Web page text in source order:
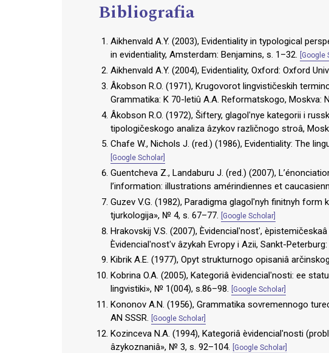
Bibliografia
Aikhenvald A.Y. (2003), Evidentiality in typological
in evidentiality, Amsterdam: Benjamins, s. 1–32.
[Google
Aikhenvald A.Y. (2004), Evidentiality, Oxford: Oxford
Âkobson R.O. (1971), Krugovorot lingvističeskih
Grammatika: K 70-letiû A.A. Reformatskogo, Moskva:
Âkobson R.O. (1972), Šiftery, glagolʹnye kategorii i
tipologičeskogo analiza âzykov različnogo stroâ,
Chafe W., Nichols J. (red.) (1986), Evidentiality: The
[Google Scholar]
Guentcheva Z., Landaburu J. (red.) (2007),
l’information: illustrations amérindiennes et
Guzev V.G. (1982), Paradigma glagol'nyh finitnyh
tjurkologija», № 4, s. 67–77.
[Google Scholar]
Hrakovskij V.S. (2007), Èvidencialʹnostʹ,
Èvidencialʹnostʹv âzykah Evropy i Azii, Sankt-
Kibrik A.E. (1977), Opyt strukturnogo opisaniâ
Kobrina O.A. (2005), Kategoriâ èvidencialʹnosti: ee
lingvistiki», № 1(004), s.86–98.
[Google Scholar]
Kononov A.N. (1956), Grammatika sovremennogo
AN SSSR.
[Google Scholar]
Kozinceva N.A. (1994), Kategoriâ èvidencialʹnosti
âzykoznaniâ», № 3, s. 92–104.
[Google Scholar]